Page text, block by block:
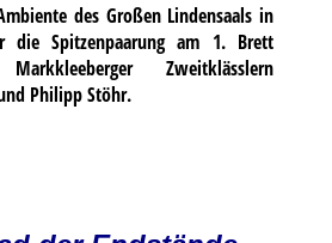
des Großen Lindensaals in
die Spitzenpaarung am 1. Brett
Zweitklässlern
Philipp Stöhr.